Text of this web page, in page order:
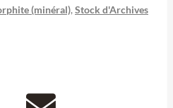
(minéral), Stock d'Archives